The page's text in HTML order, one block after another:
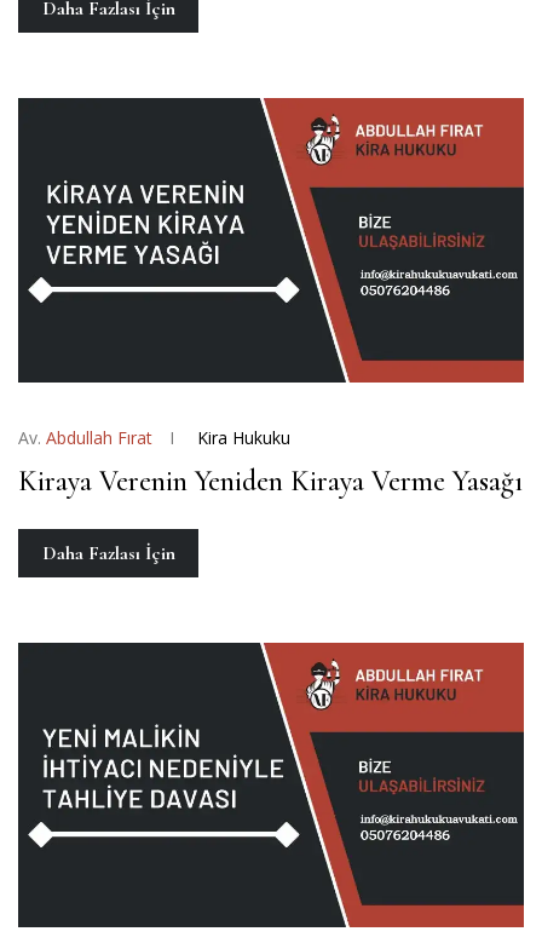
Daha Fazlası İçin
Av. Abdullah Fırat Kira Hukuku
Kiraya Verenin Yeniden Kiraya Verme Yasağı
Daha Fazlası İçin